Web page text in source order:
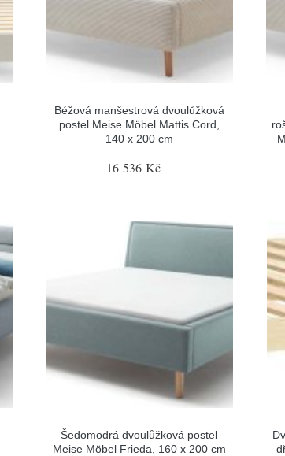
Béžová manšestrová dvoulůžková
postel Meise Möbel Mattis Cord,
140 x 200 cm
16 536 Kč
Šedomodrá dvoulůžková postel
Meise Möbel Frieda, 160 x 200 cm